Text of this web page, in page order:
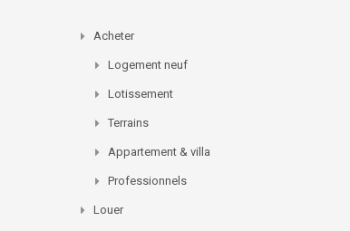
Acheter
Logement neuf
Lotissement
Terrains
Appartement & villa
Professionnels
Louer